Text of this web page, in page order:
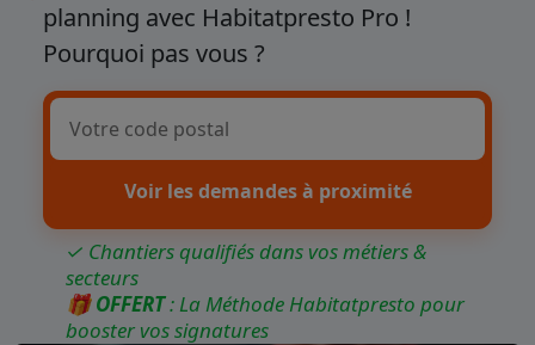
planning avec Habitatpresto Pro !
Pourquoi pas vous ?
Voir les demandes à proximité
✓ Chantiers qualifiés dans vos métiers &
secteurs
🎁OFFERT: La Méthode Habitatpresto pour
booster vos signatures